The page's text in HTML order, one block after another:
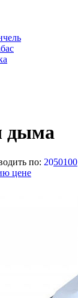
дыма
по: 2050100
цене